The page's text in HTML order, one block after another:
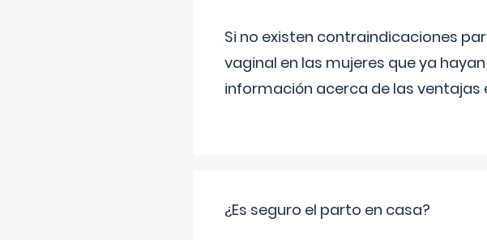
Si no existen contraindicaciones
vaginal en las mujeres que ya
información acerca de las ventajas
¿Es seguro el parto en casa?